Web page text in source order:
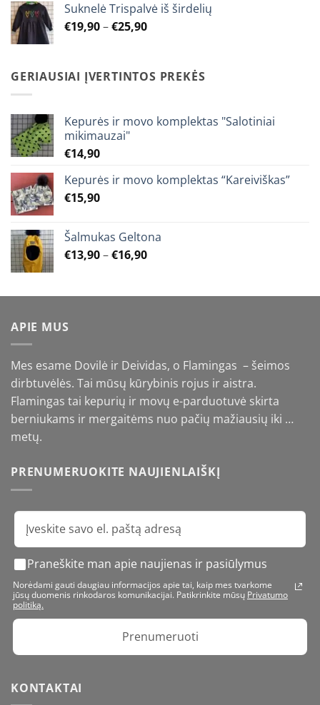
through
€15,90
Suknelė Trispalvė iš širdelių
€19,90–€25,90Price
through
€25,90
GERIAUSIAI ĮVERTINTOS PREKĖS
Kepurės ir movo komplektas "Salotiniai
mikimauzai"
€14,90
Kepurės ir movo komplektas “Kareiviškas”
€15,90
Šalmukas Geltona
€13,90–€16,90Price
through
APIE MUS
Mes esame Dovilė ir Deividas, o Flamingas – šeimos
dirbtuvėlės. Tai mūsų kūrybinis rojus ir aistra.
Flamingas tai kepurių ir movų e-parduotuvė skirta
berniukams ir mergaitėms nuo pačių mažiausių iki …
metų.
PRENUMERUOKITE NAUJIENLAIŠKĮ
Praneškite man apie naujienas ir pasiūlymus
Norėdami gauti daugiau informacijos apie tai, kaip mes tvarkome
jūsų duomenis rinkodaros komunikacijai. Patikrinkite mūsų Privatumo
politiką.
Prenumeruoti
KONTAKTAI